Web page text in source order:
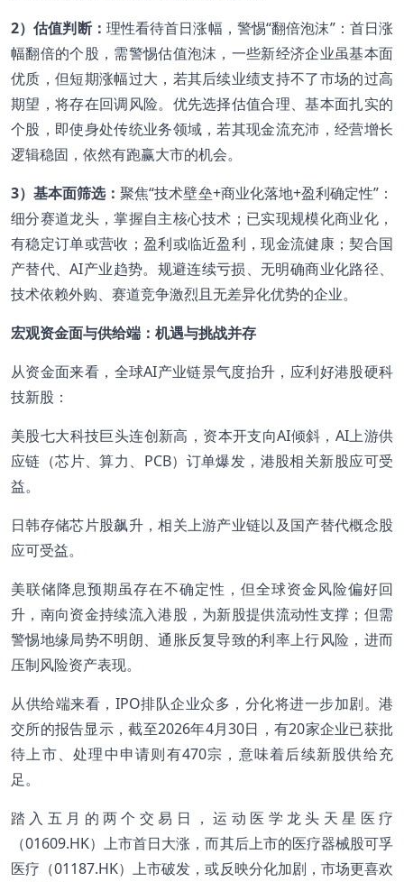
2）估值判断： 理性看待首日涨幅，警惕“翻倍泡沫”：首日涨
幅翻倍的个股，需警惕估值泡沫，一些新经济企业虽基本面
优质，但短期涨幅过大，若其后续业绩支持不了市场的过高
期望，将存在回调风险。优先选择估值合理、基本面扎实的
个股，即使身处传统业务领域，若其现金流充沛，经营增长
逻辑稳固，依然有跑赢大市的机会。
3）基本面筛选：聚焦“技术壁垒+商业化落地+盈利确定性”：
细分赛道龙头，掌握自主核心技术；已实现规模化商业化，
有稳定订单或营收；盈利或临近盈利，现金流健康；契合国
产替代、AI产业趋势。规避连续亏损、无明确商业化路径、
技术依赖外购、赛道竞争激烈且无差异化优势的企业。
宏观资金面与供给端：机遇与挑战并存
从资金面来看，全球AI产业链景气度抬升，应利好港股硬科
技新股：
美股七大科技巨头连创新高，资本开支向AI倾斜，AI上游供
应链（芯片、算力、PCB）订单爆发，港股相关新股应可受
益。
日韩存储芯片股飙升，相关上游产业链以及国产替代概念股
应可受益。
美联储降息预期虽存在不确定性，但全球资金风险偏好回
升，南向资金持续流入港股，为新股提供流动性支撑；但需
警惕地缘局势不明朗、通胀反复导致的利率上行风险，进而
压制风险资产表现。
从供给端来看，IPO排队企业众多，分化将进一步加剧。港
交所的报告显示，截至2026年4月30日，有20家企业已获批
待上市、处理中申请则有470宗，意味着后续新股供给充
足。
踏入五月的两个交易日，运动医学龙头天星医疗
（01609.HK）上市首日大涨，而其后上市的医疗器械股可孚
医疗（01187.HK）上市破发，或反映分化加剧，市场更喜欢